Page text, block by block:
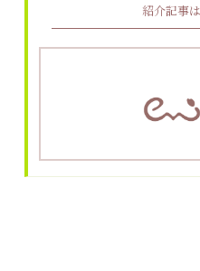
紹介記事